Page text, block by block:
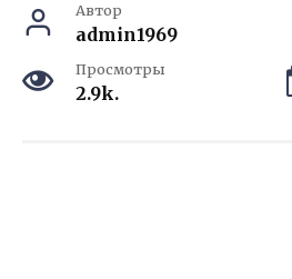
Автор
admin1969
Просмотры
2.9k.